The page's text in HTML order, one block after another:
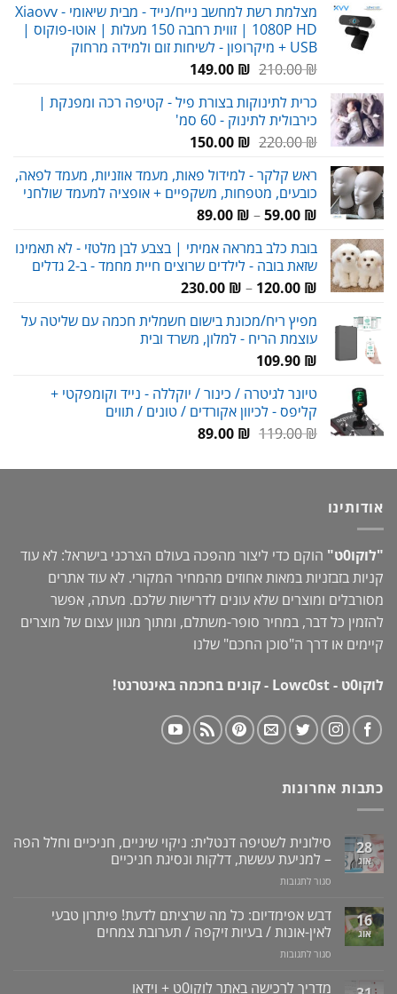
מצלמת רשת למחשב נייח/נייד - מבית שיאומי Xiaovv -
1080P HD | זווית רחבה 150 מעלות | אוטו-פוקוס |
USB + מיקרופון - לשיחות זום ולמידה מרחוק
210.00₪
המחיר
היה:
210.00 ₪.
149.00 ₪
המחיר
הוא:
149.00 ₪.
כרית לתינוקות בצורת פיל - קטיפה רכה ומפנקת |
כירבולית לתינוק - 60 סמ'
220.00₪
המחיר
היה:
220.00 ₪.
150.00 ₪
המחיר
הוא:
150.00 ₪.
ראש קלקר - למידול פאות, מעמד אוזניות, מעמד לפאה,
כובעים, מטפחות, משקפיים + אופציה למעמד שולחני
59.00 ₪
–
89.00 ₪
טווח
עד
בובת כלב במראה אמיתי | בצבע לבן מלטזי - לא תאמינו
שזאת בובה - לילדים שרוצים חיית מחמד - ב-2 גדלים
120.00 ₪
–
230.00 ₪
טווח
עד
מפיץ ריח/מכונת בישום חשמלית חכמה עם שליטה על
עוצמת הריח - למלון, משרד ובית
109.90 ₪
טיונר לגיטרה / כינור / יוקללה - נייד וקומפקטי +
קליפס - לכיוון אקורדים / טונים / תווים
119.00₪
המחיר
היה:
89.00 ₪
המחיר
הוא:
אודותינו
"לוקו0ט"
הוקם כדי ליצור מהפכה בעולם הצרכני בישראל: לא עוד
קניות בזבזניות במאות אחוזים מהמחיר המקורי. לא עוד אתרים
מסורבלים ומוצרים שלא עונים לדרישות שלכם. מעתה, אפשר
להזמין כל דבר, במחיר סופר-משתלם, ומתוך מגוון עצום של מוצרים
קיימים או דרך ה"סוכן החכם" שלנו
לוקו0ט - Lowc0st - קונים בחכמה באינטרנט!
כתבות אחרונות
28
אוג
סילונית לשטיפה דנטלית: ניקוי שיניים, חניכיים וחלל הפה
– למניעת עששת, דלקות ונסיגת חניכיים
סגור לתגובות
לשטיפה
דנטלית:
ניקוי
שיניים,
וחלל
16
אוג
דבש אפימדיום: כל מה שרציתם לדעת! פיתרון טבעי
לאין-אונות / בעיות זיקפה / תערובת צמחים
סגור לתגובות
אפימדיום:
מדריך לרכישה באתר לוקו0ט + וידאו